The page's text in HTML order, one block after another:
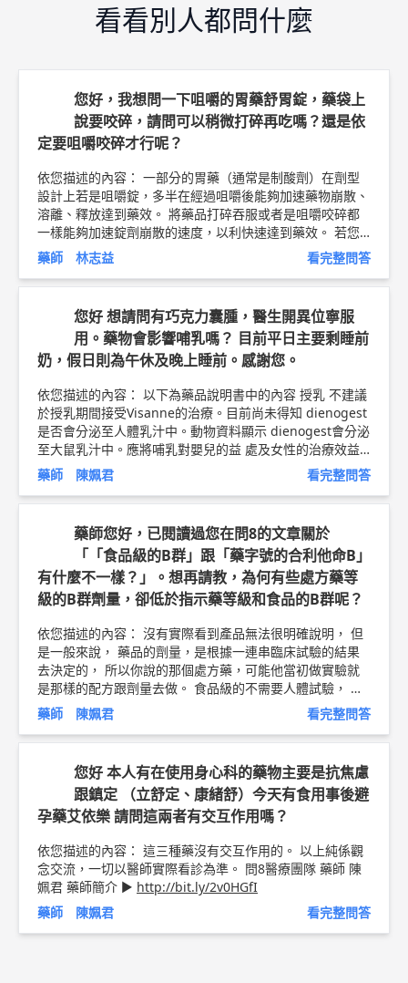
看看別人都問什麼
您好，我想問一下咀嚼的胃藥舒胃錠，藥袋上
說要咬碎，請問可以稍微打碎再吃嗎？還是依
定要咀嚼咬碎才行呢？
依您描述的內容： 一部分的胃藥（通常是制酸劑）在劑型
設計上若是咀嚼錠，多半在經過咀嚼後能夠加速藥物崩散、
溶離、釋放達到藥效。 將藥品打碎吞服或者是咀嚼咬碎都
一樣能夠加速錠劑崩散的速度，以利快速達到藥效。 若您
服用的藥品是「舒胃錠」的話，兩者差異不大；如果是「舒
胃膠咀嚼錠」的話，則建議您依照指示讓嚼碎的藥品在口腔
中溶解、或是泡在水中溶解再服用。 以上純係觀念交流，
一切以醫師實際看診為準。 藥濟藥局 諮詢藥師 林志益 藥師
簡介 ►http://bit.ly/2LXlHli 避孕藥與抗生素衛教文章 ►
tp://bit.ly/2JZBJcd
藥師 林志益 看完整問答
您好 想請問有巧克力囊腫，醫生開異位寧服
用。藥物會影響哺乳嗎？ 目前平日主要剩睡前
奶，假日則為午休及晚上睡前。感謝您。
依您描述的內容： 以下為藥品說明書中的內容 授乳 不建議
於授乳期間接受Visanne的治療。目前尚未得知 dienogest
是否會分泌至人體乳汁中。動物資料顯示 dienogest會分泌
至大鼠乳汁中。應將哺乳對嬰兒的益 處及女性的治療效益
納入考量，再決定是否要停止哺 乳或停止Visanne療法。 --
--- 不建議在服藥期間，進行授乳，吃藥的時候，有可能會
引發原本就不太好的情緒，變得更差。 鼓勵您開始把『安
心休息』，安排進您的日常生活當中，知道您一直很辛苦，
很努力，巧囊是要提醒妳， 作為一個女生，是很有價值
的，不需要跟男生去競爭，你也值得好好休息，好好愛護自
己以及新的生命， 也推薦您把正念冥想，帶到生活中，時
時刻刻選擇為自己創造美好的體驗。 以上純係觀念交流，
簡介 ►http://bit.ly/2v0HGfI
藥師 陳姵君 看完整問答
藥師您好，已閱讀過您在問8的文章關於
「「食品級的B群」跟「藥字號的合利他命B」
有什麼不一樣？」。想再請教，為何有些處方藥等
級的B群劑量，卻低於指示藥等級和食品的B群呢？
依您描述的內容： 沒有實際看到產品無法很明確說明， 但
是一般來說， 藥品的劑量，是根據一連串臨床試驗的結果
去決定的， 所以你說的那個處方藥，可能他當初做實驗就
是那樣的配方跟劑量去做。 食品級的不需要人體試驗， 只
要設計上不要超過一天最高劑量， 應該都是可以被接受。
以上純係觀念交流，一切以醫師實際看診為準。 問8醫療團
隊 藥師 陳姵君 藥師簡介 ►http://bit.ly/2v0HGfI
藥師 陳姵君 看完整問答
您好 本人有在使用身心科的藥物主要是抗焦慮
跟鎮定 （立舒定、康緒舒）今天有食用事後避
孕藥艾依樂 請問這兩者有交互作用嗎？
依您描述的內容： 這三種藥沒有交互作用的。 以上純係觀
念交流，一切以醫師實際看診為準。 問8醫療團隊 藥師 陳
姵君 藥師簡介 ► http://bit.ly/2v0HGfI
藥師 陳姵君
看完整問答